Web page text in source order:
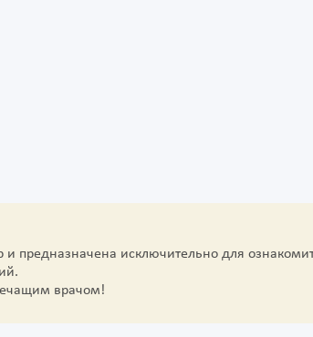
предназначена исключительно для
врачом!